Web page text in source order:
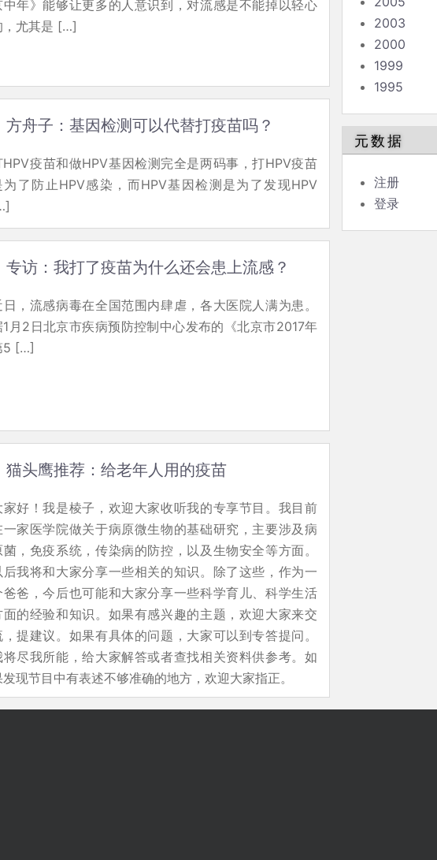
中年》能够让更多的人意识到，对流感是不能掉以轻心
，尤其是 […]
方舟子：基因检测可以代替打疫苗吗？
HPV疫苗和做HPV基因检测完全是两码事，打HPV疫苗
为了防止HPV感染，而HPV基因检测是为了发现HPV
专访：我打了疫苗为什么还会患上流感？
日，流感病毒在全国范围内肆虐，各大医院人满为患。
1月2日北京市疾病预防控制中心发布的《北京市2017年
5 […]
猫头鹰推荐：给老年人用的疫苗
家好！我是棱子，欢迎大家收听我的专享节目。我目前
一家医学院做关于病原微生物的基础研究，主要涉及病
菌，免疫系统，传染病的防控，以及生物安全等方面。
后我将和大家分享一些相关的知识。除了这些，作为一
爸爸，今后也可能和大家分享一些科学育儿、科学生活
面的经验和知识。如果有感兴趣的主题，欢迎大家来交
，提建议。如果有具体的问题，大家可以到专答提问。
将尽我所能，给大家解答或者查找相关资料供参考。如
发现节目中有表述不够准确的地方，欢迎大家指正。
2003
2000
1999
1995
元数据
注册
登录